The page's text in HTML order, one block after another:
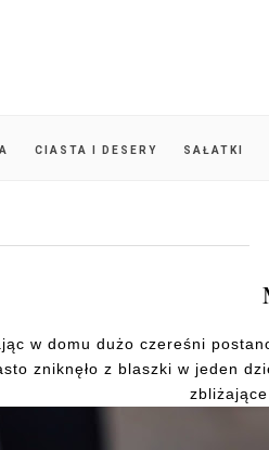
CIASTA I DESERY SAŁATKI
w domu dużo czereśni
zniknęło z blaszki w jeden